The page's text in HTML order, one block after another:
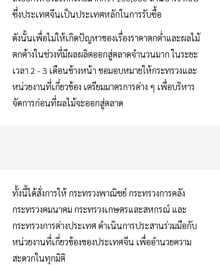
ซึ่งประเทศจีนเป็นประเทศหลักในการรับซื้อ
ดังนั้นเพื่อไม่ให้เกิดปัญหาของเรื่องราคาตกต่ำและผลไม้
ตกค้างในช่วงที่มีผลผลิตออกสู่ตลาดจำนวนมาก ในระยะ
เวลา 2 - 3 เดือนข้างหน้า ขอมอบหมายให้กระทรวงและ
หน่วยงานที่เกี่ยวข้อง เตรียมมาตรการต่าง ๆ เพื่อบริหาร
จัดการก่อนที่ผลไม้จะออกสู่ตลาด
ทั้งนี้ได้สั่งการให้ กระทรวงพาณิชย์ กระทรวงการคลัง
กระทรวงคมนาคม กระทรวงเกษตรและสหกรณ์ และ
กระทรวงการต่างประเทศ ดำเนินการประสานร่วมมือกับ
หน่วยงานที่เกี่ยวข้องของประเทศจีน เพื่ออำนวยความ
สะดวกในทุกมิติ